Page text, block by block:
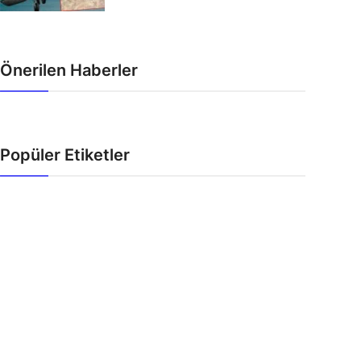
Önerilen Haberler
Popüler Etiketler